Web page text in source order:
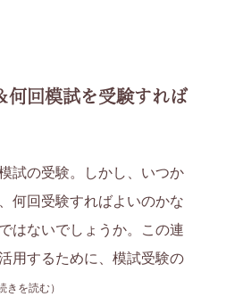
回模試を受験すれば
試の受験。しかし、いつか
何回受験すればよいのかな
はないでしょうか。この連
用するために、模試受験の
きを読む）